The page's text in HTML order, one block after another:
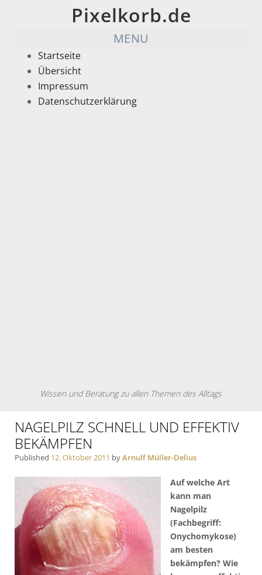
Pixelkorb.de
MENU
Startseite
Übersicht
Impressum
Datenschutzerklärung
Wissen und Beratung zu allen Themen des Alltags
NAGELPILZ SCHNELL UND EFFEKTIV
BEKÄMPFEN
Published 12. Oktober 2011 byArnulf Müller-Delius
Auf welche Art
kann man
Nagelpilz
(Fachbegriff:
Onychomykose)
am besten
bekämpfen? Wie